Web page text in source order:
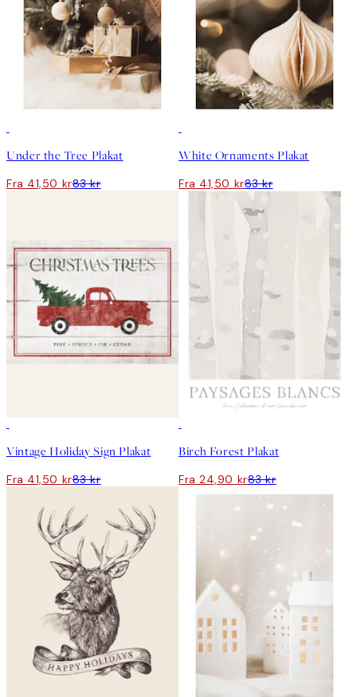
Under the Tree Plakat
Fra 41,50 kr83 kr
White Ornaments Plakat
Fra 41,50 kr83 kr
Vintage Holiday Sign Plakat
Fra 41,50 kr83 kr
Birch Forest Plakat
Fra 24,90 kr83 kr